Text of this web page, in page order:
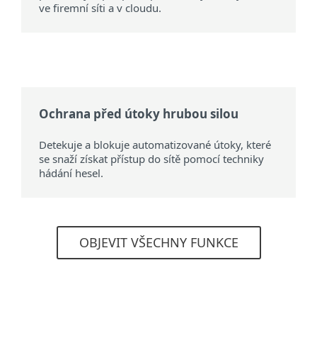
ve firemní síti a v cloudu.
Ochrana před útoky hrubou silou
Detekuje a blokuje automatizované útoky, které
se snaží získat přístup do sítě pomocí techniky
hádání hesel.
OBJEVIT VŠECHNY FUNKCE